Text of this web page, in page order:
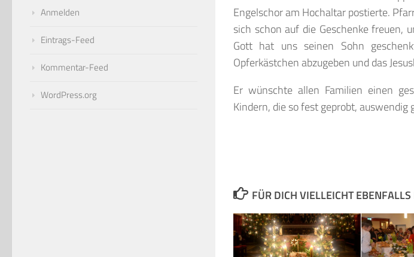
Engelschor am Hochaltar postierte.
sich schon auf die Geschenke freuen,
Gott hat uns seinen Sohn
Opferkästchen abzugeben und das
Er wünschte allen Familien einen
Kindern, die so fest geprobt,
FÜR DICH VIELLEICHT
Anmelden
Eintrags-Feed
Kommentar-Feed
WordPress.org